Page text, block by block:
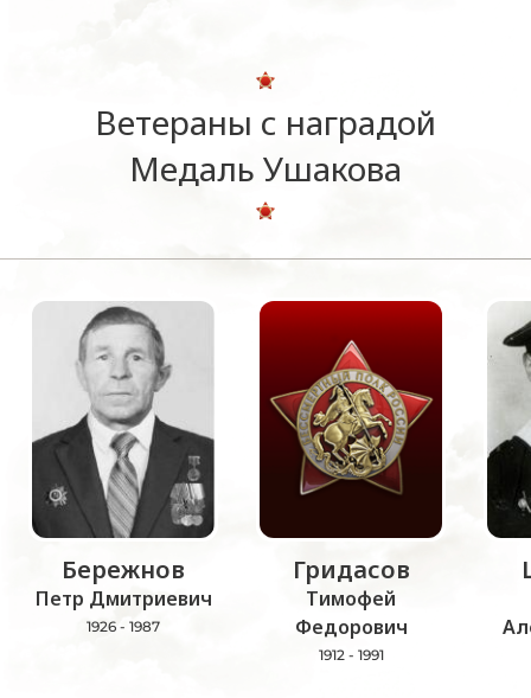
Ветераны с наградой
Медаль Ушакова
Бережнов
Петр Дмитриевич
1926 - 1987
Гридасов
Тимофей
Федорович
1912 - 1991